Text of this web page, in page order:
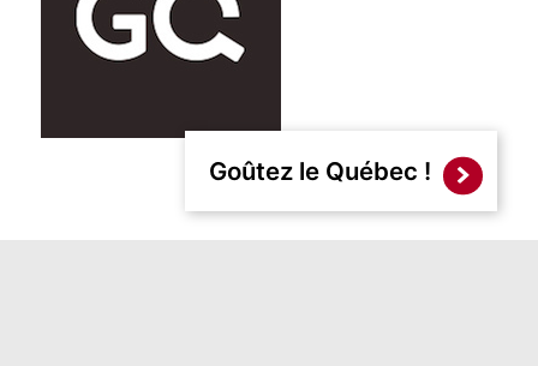
Goûtez le Québec !